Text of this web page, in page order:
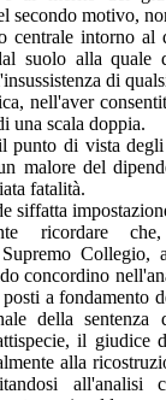
secondo motivo,
centrale intorno al
suolo alla quale
di
nell'aver
una scala doppia.
punto di vista
malore del
fatalità.
siffatta
ricordare
Collegio,
concordino
a fondamento
della
il giudice
alla
all'analisi